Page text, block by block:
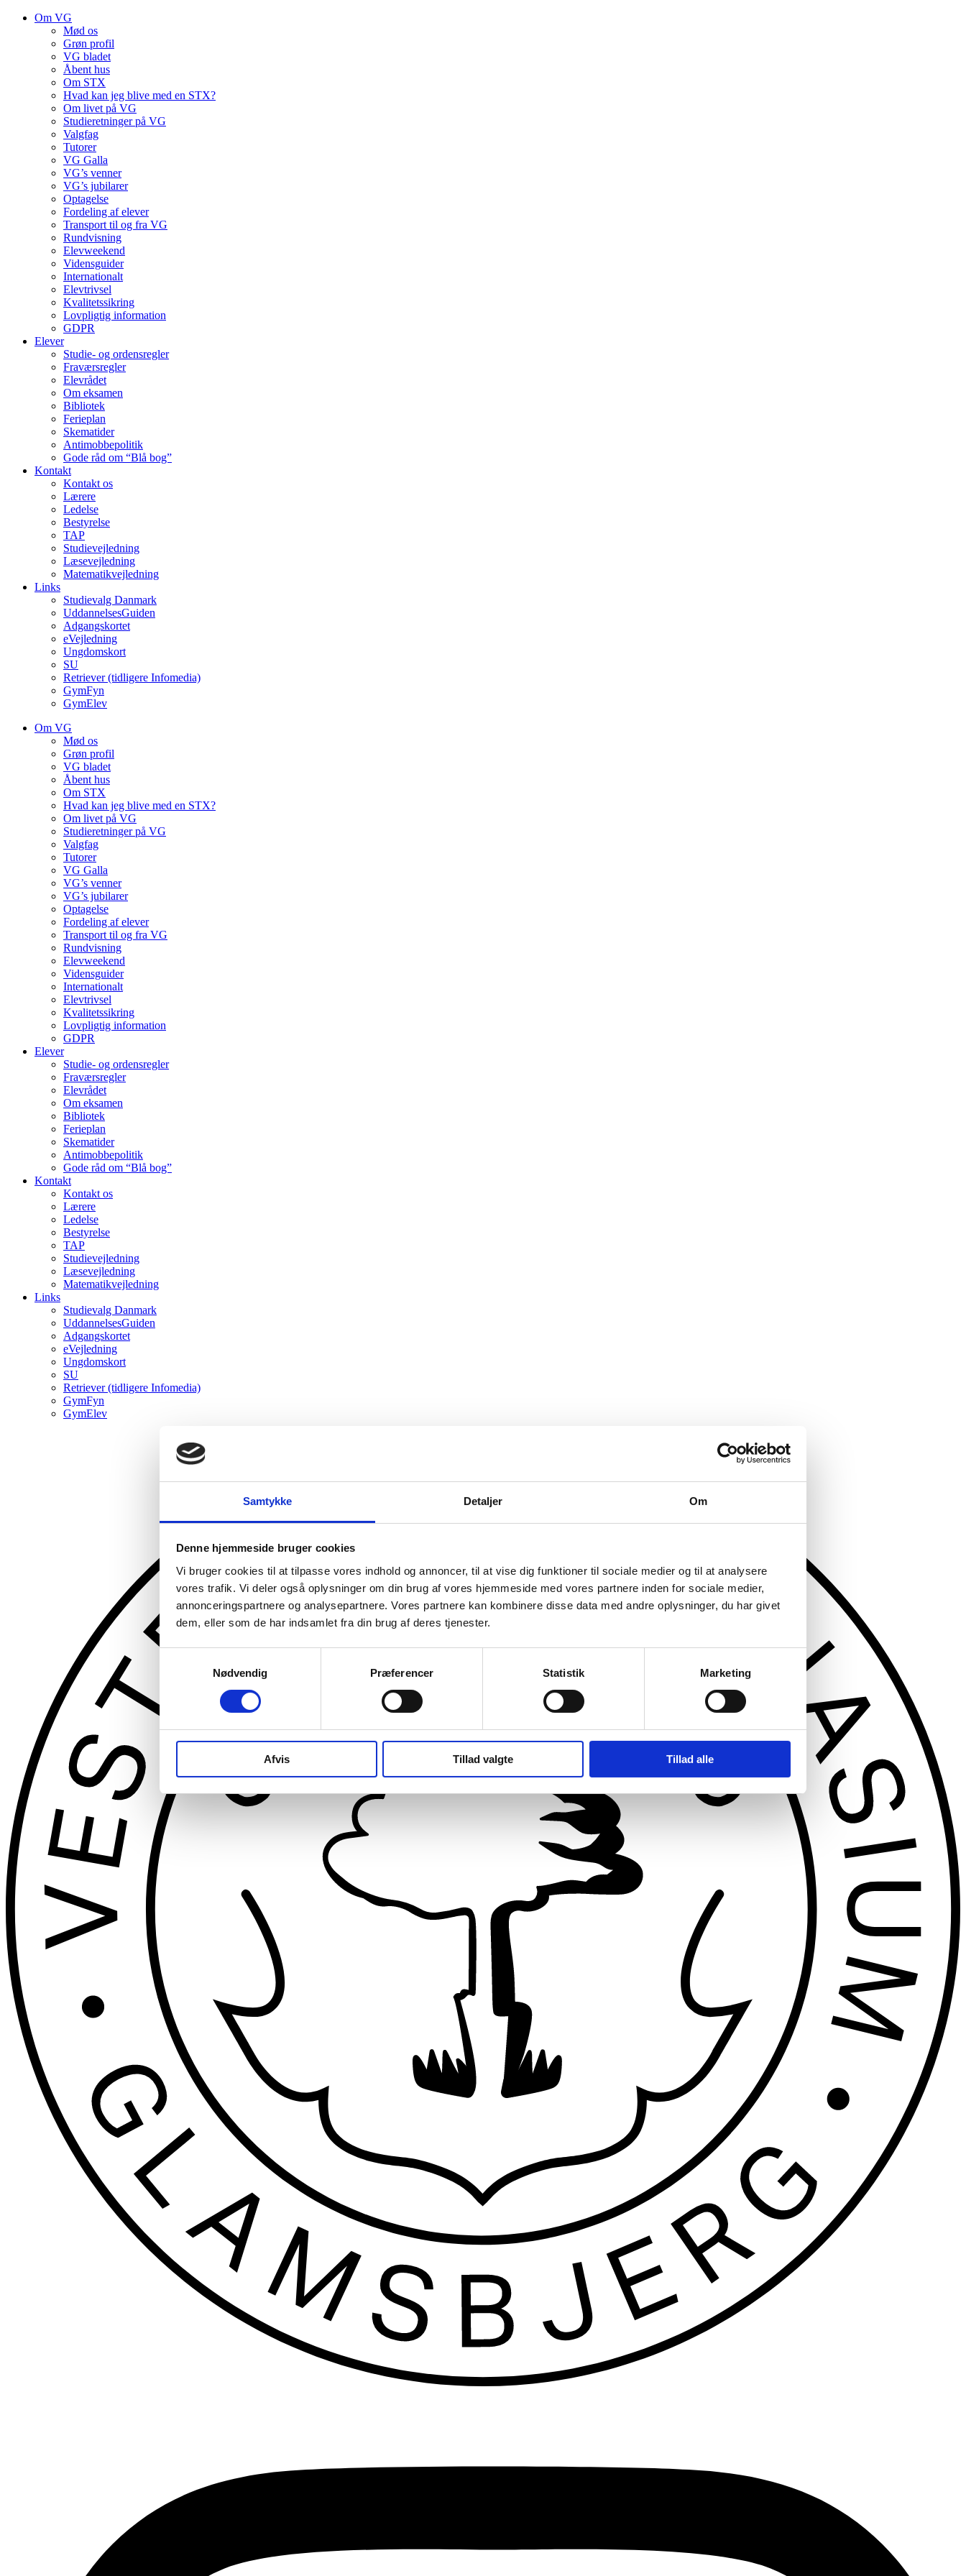
Samtykke Detaljer Om
Denne hjemmeside bruger cookies
Vi bruger cookies til at tilpasse vores indhold og annoncer, til at vise dig funktioner til sociale medier og til at analysere
vores trafik. Vi deler også oplysninger om din brug af vores hjemmeside med vores partnere inden for sociale medier,
annonceringspartnere og analysepartnere. Vores partnere kan kombinere disse data med andre oplysninger, du har givet
dem, eller som de har indsamlet fra din brug af deres tjenester.
Nødvendig
Præferencer Statistik Marketing
Afvis Tillad valgte Tillad alle
Om VG
Mød os
Grøn profil
VG bladet
Åbent hus
Om STX
Hvad kan jeg blive med en STX?
Om livet på VG
Studieretninger på VG
Valgfag
Tutorer
VG Galla
VG’s venner
VG’s jubilarer
Optagelse
Fordeling af elever
Transport til og fra VG
Rundvisning
Elevweekend
Vidensguider
Internationalt
Elevtrivsel
Kvalitetssikring
Lovpligtig information
GDPR
Elever
Studie- og ordens­regler
Fraværsregler
Elevrådet
Om eksamen
Bibliotek
Ferieplan
Skematider
Antimobbepolitik
Gode råd om “Blå bog”
Kontakt
Kontakt os
Lærere
Ledelse
Bestyrelse
TAP
Studievejledning
Læsevejledning
Matematikvejledning
Links
Studievalg Danmark
UddannelsesGuiden
Adgangskortet
eVejledning
Ungdomskort
SU
Retriever (tidligere Infomedia)
GymFyn
GymElev
Om VG
Mød os
Grøn profil
VG bladet
Åbent hus
Om STX
Hvad kan jeg blive med en STX?
Om livet på VG
Studieretninger på VG
Valgfag
Tutorer
VG Galla
VG’s venner
VG’s jubilarer
Optagelse
Fordeling af elever
Transport til og fra VG
Rundvisning
Elevweekend
Vidensguider
Internationalt
Elevtrivsel
Kvalitetssikring
Lovpligtig information
GDPR
Elever
Studie- og ordens­regler
Fraværsregler
Elevrådet
Om eksamen
Bibliotek
Ferieplan
Skematider
Antimobbepolitik
Gode råd om “Blå bog”
Kontakt
Kontakt os
Lærere
Ledelse
Bestyrelse
TAP
Studievejledning
Læsevejledning
Matematikvejledning
Links
Studievalg Danmark
UddannelsesGuiden
Adgangskortet
eVejledning
Ungdomskort
SU
Retriever (tidligere Infomedia)
GymFyn
GymElev